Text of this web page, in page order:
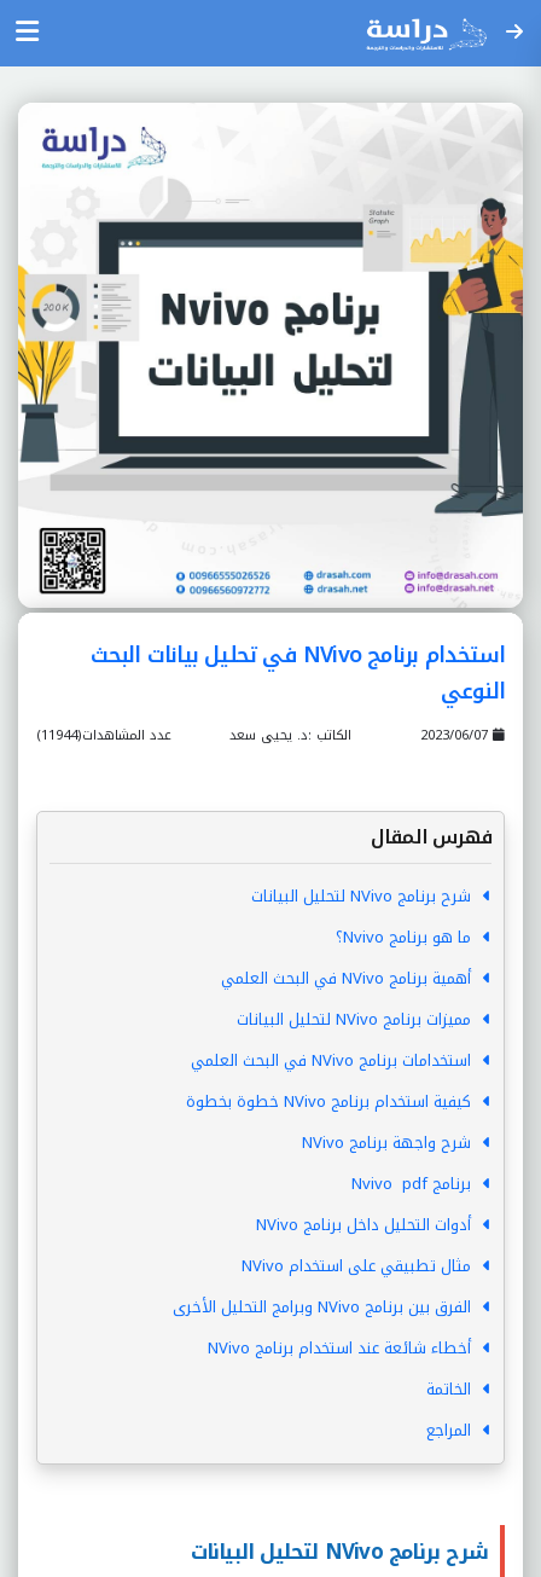
استخدام برنامج NVivo في تحليل بيانات البحث
النوعي
عدد المشاهدات(11944) الكاتب :د. يحيى سعد
فهرس المقال
شرح برنامج NVivo لتحليل البيانات
ما هو برنامج Nvivo؟
أهمية برنامج NVivo في البحث العلمي
مميزات برنامج NVivo لتحليل البيانات
استخدامات برنامج NVivo في البحث العلمي
كيفية استخدام برنامج NVivo خطوة بخطوة
شرح واجهة برنامج NVivo
برنامج Nvivo pdf
أدوات التحليل داخل برنامج NVivo
مثال تطبيقي على استخدام NVivo
الفرق بين برنامج NVivo وبرامج التحليل الأخرى
أخطاء شائعة عند استخدام برنامج NVivo
الخاتمة
المراجع
شرح برنامج NVivo لتحليل البيانات